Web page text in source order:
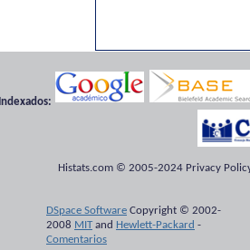
Indexados:
Histats.com © 2005-2024 Privacy
DSpace Software Copyright © 2002-
2008 MITand Hewlett-Packard -
Comentarios